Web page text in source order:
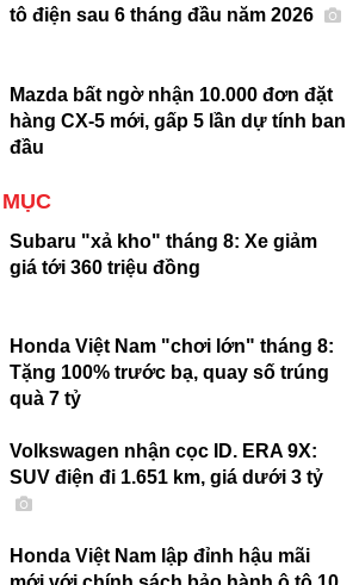
tô điện sau 6 tháng đầu năm 2026
Mazda bất ngờ nhận 10.000 đơn đặt
hàng CX-5 mới, gấp 5 lần dự tính ban
đầu
Subaru "xả kho" tháng 8: Xe giảm
giá tới 360 triệu đồng
Honda Việt Nam "chơi lớn" tháng 8:
Tặng 100% trước bạ, quay số trúng
quà 7 tỷ
Volkswagen nhận cọc ID. ERA 9X:
SUV điện đi 1.651 km, giá dưới 3 tỷ
Honda Việt Nam lập đỉnh hậu mãi